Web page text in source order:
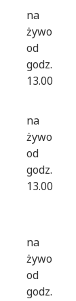
na
żywo
od
godz.
13.00
na
żywo
od
godz.
13.00
na
żywo
od
godz.